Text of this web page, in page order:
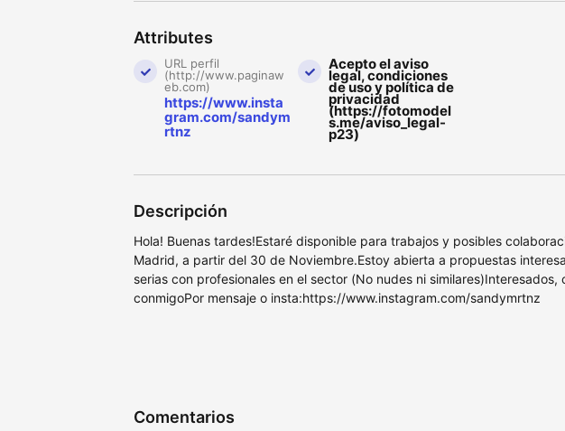
Attributes
URL perfil
(http://www.paginaw
eb.com)
https://www.insta
gram.com/sandym
rtnz
Acepto el aviso
legal, condiciones
de uso y política de
privacidad
(https://fotomodel
s.me/aviso_legal-
p23)
Descripción
Hola! Buenas tardes!Estaré disponible para trabajos y posibles
Madrid, a partir del 30 de Noviembre.Estoy abierta a propuestas
serias con profesionales en el sector (No nudes ni similares)Interesados,
conmigoPor mensaje o insta:https://www.instagram.com/sandymrtnz
Comentarios